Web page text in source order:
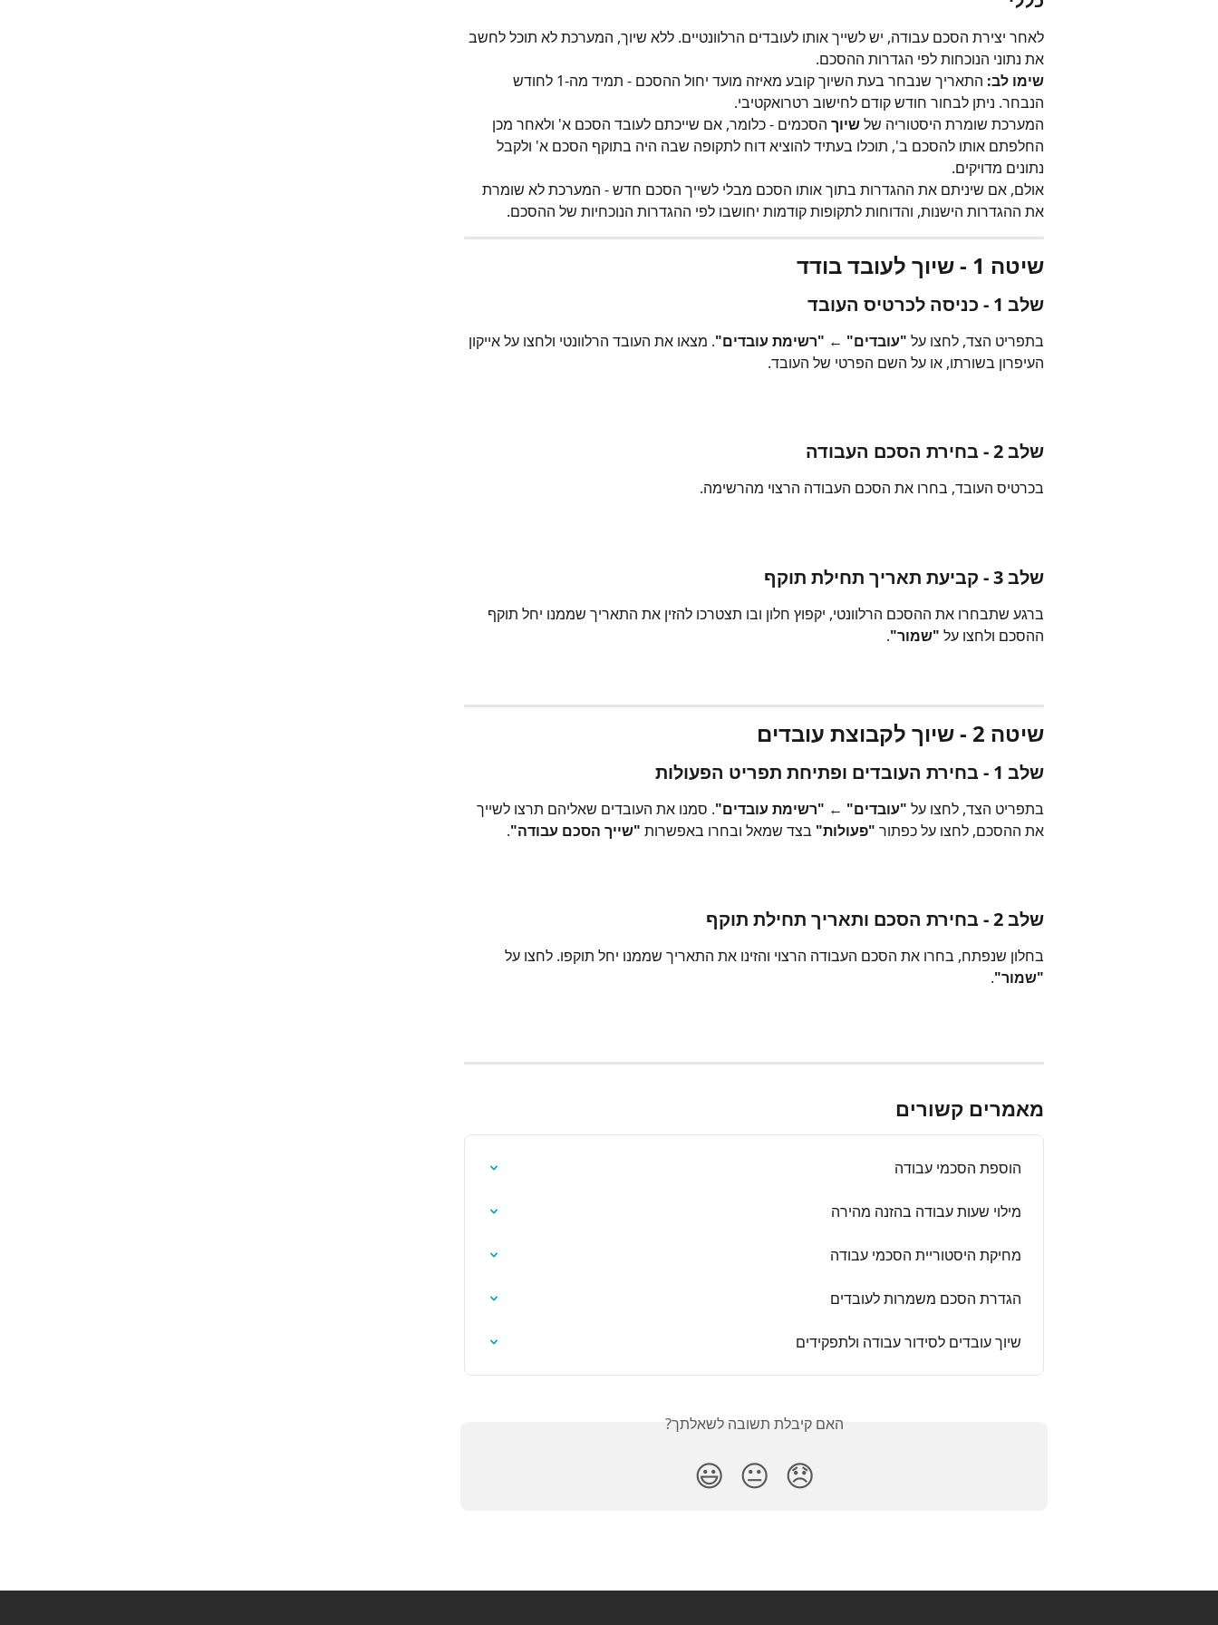
לאחר יצירת הסכם עבודה, יש לשייך אותו לעובדים הרלוונטיים. ללא שיוך, המערכת לא תוכל לחשב
את נתוני הנוכחות לפי הגדרות ההסכם.
שימו לב:
התאריך שנבחר בעת השיוך קובע מאיזה מועד יחול ההסכם - תמיד מה-1 לחודש
הנבחר. ניתן לבחור חודש קודם לחישוב רטרואקטיבי.
המערכת שומרת היסטוריה של שיוך הסכמים - כלומר, אם שייכתם לעובד הסכם א' ולאחר מכן
החלפתם אותו להסכם ב', תוכלו בעתיד להוציא דוח לתקופה שבה היה בתוקף הסכם א' ולקבל
נתונים מדויקים.
אולם, אם שיניתם את ההגדרות בתוך אותו הסכם מבלי לשייך הסכם חדש - המערכת לא שומרת
את ההגדרות הישנות, והדוחות לתקופות קודמות יחושבו לפי ההגדרות הנוכחיות של ההסכם.
שיטה 1 - שיוך לעובד בודד
שלב 1 - כניסה לכרטיס העובד
בתפריט הצד, לחצו על "עובדים" ← "רשימת עובדים". מצאו את העובד הרלוונטי ולחצו על אייקון
העיפרון בשורתו, או על השם הפרטי של העובד.
שלב 2 - בחירת הסכם העבודה
בכרטיס העובד, בחרו את הסכם העבודה הרצוי מהרשימה.
שלב 3 - קביעת תאריך תחילת תוקף
ברגע שתבחרו את ההסכם הרלוונטי, יקפוץ חלון ובו תצטרכו להזין את התאריך שממנו יחל תוקף
ההסכם ולחצו על "שמור".
שיטה 2 - שיוך לקבוצת עובדים
שלב 1 - בחירת העובדים ופתיחת תפריט הפעולות
בתפריט הצד, לחצו על "עובדים" ← "רשימת עובדים". סמנו את העובדים שאליהם תרצו לשייך
את ההסכם, לחצו על כפתור "פעולות" בצד שמאל ובחרו באפשרות "שייך הסכם עבודה".
שלב 2 - בחירת הסכם ותאריך תחילת תוקף
בחלון שנפתח, בחרו את הסכם העבודה הרצוי והזינו את התאריך שממנו יחל תוקפו. לחצו על
"שמור".
מאמרים קשורים
הוספת הסכמי עבודה
מילוי שעות עבודה בהזנה מהירה
מחיקת היסטוריית הסכמי עבודה
הגדרת הסכם משמרות לעובדים
שיוך עובדים לסידור עבודה ולתפקידים
האם קיבלת תשובה לשאלתך?
😞
😐
😃